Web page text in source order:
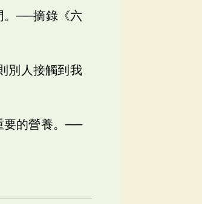
。──摘錄《六
別人接觸到我
要的營養。──